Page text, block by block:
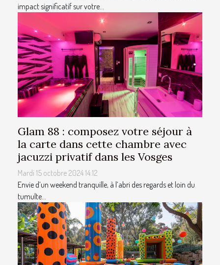
impact significatif sur votre...
Glam 88 : composez votre séjour à
la carte dans cette chambre avec
jacuzzi privatif dans les Vosges
Mardi 15 octobre 2024 14:12
Envie d’un weekend tranquille, à l’abri des regards et loin du
tumulte...